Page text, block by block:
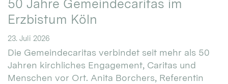
50 Jahre Gemeindecaritas im
Erzbistum Köln
23. Juli 2026
Die Gemeindecaritas verbindet seit mehr als 50
Jahren kirchliches Engagement, Caritas und
Menschen vor Ort. Anita Borchers, Referentin